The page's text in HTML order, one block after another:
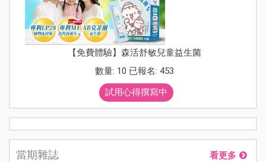
【免費體驗】森活舒敏兒童益生菌
數量: 10 已報名: 453
試用心得撰寫中
當期雜誌 看更多